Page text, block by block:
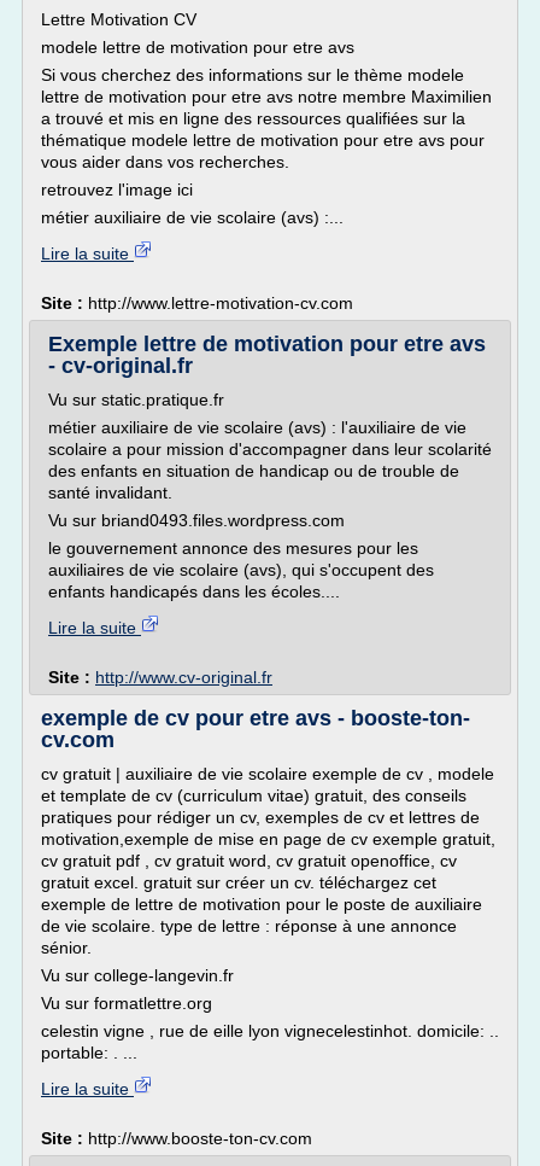
Lettre Motivation CV
modele lettre de motivation pour etre avs
Si vous cherchez des informations sur le thème modele
lettre de motivation pour etre avs notre membre Maximilien
a trouvé et mis en ligne des ressources qualifiées sur la
thématique modele lettre de motivation pour etre avs pour
vous aider dans vos recherches.
retrouvez l'image ici
métier auxiliaire de vie scolaire (avs) :...
Lire la suite
Site : http://www.lettre-motivation-cv.com
Exemple lettre de motivation pour etre avs
- cv-original.fr
Vu sur static.pratique.fr
métier auxiliaire de vie scolaire (avs) : l'auxiliaire de vie
scolaire a pour mission d'accompagner dans leur scolarité
des enfants en situation de handicap ou de trouble de
santé invalidant.
Vu sur briand0493.files.wordpress.com
le gouvernement annonce des mesures pour les
auxiliaires de vie scolaire (avs), qui s'occupent des
enfants handicapés dans les écoles....
Lire la suite
Site : http://www.cv-original.fr
exemple de cv pour etre avs - booste-ton-
cv.com
cv gratuit | auxiliaire de vie scolaire exemple de cv , modele
et template de cv (curriculum vitae) gratuit, des conseils
pratiques pour rédiger un cv, exemples de cv et lettres de
motivation,exemple de mise en page de cv exemple gratuit,
cv gratuit pdf , cv gratuit word, cv gratuit openoffice, cv
gratuit excel. gratuit sur créer un cv. téléchargez cet
exemple de lettre de motivation pour le poste de auxiliaire
de vie scolaire. type de lettre : réponse à une annonce
sénior.
Vu sur college-langevin.fr
Vu sur formatlettre.org
celestin vigne , rue de eille lyon vignecelestinhot. domicile: ..
portable: . ...
Lire la suite
Site : http://www.booste-ton-cv.com